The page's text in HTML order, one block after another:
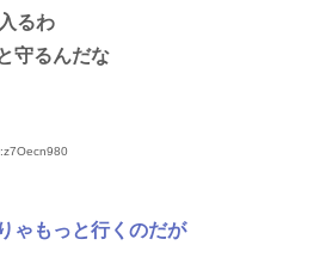
るわ
守るんだな
ゃもっと行くのだが